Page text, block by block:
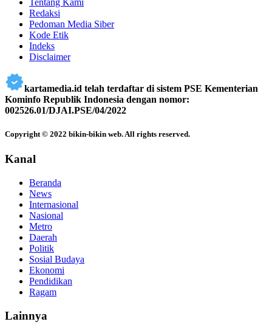
Redaksi
Pedoman Media Siber
Kode Etik
Indeks
Disclaimer
kartamedia.id telah terdaftar di sistem PSE Kementerian
Kominfo Republik Indonesia dengan nomor:
002526.01/DJAI.PSE/04/2022
Copyright © 2022 bikin-bikin web. All rights reserved.
Kanal
Beranda
News
Internasional
Nasional
Metro
Daerah
Politik
Sosial Budaya
Ekonomi
Pendidikan
Ragam
Lainnya